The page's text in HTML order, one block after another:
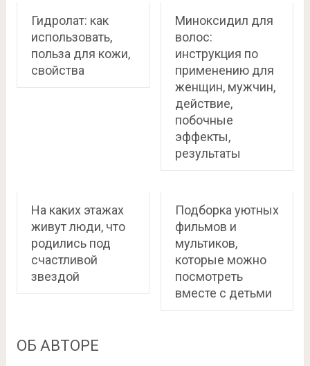
Гидролат: как
использовать,
польза для кожи,
свойства
Миноксидил для
волос:
инструкция по
применению для
женщин, мужчин,
действие,
побочные
эффекты,
результаты
На каких этажах
живут люди, что
родились под
счастливой
звездой
Подборка уютных
фильмов и
мультиков,
которые можно
посмотреть
вместе с детьми
ОБ АВТОРЕ